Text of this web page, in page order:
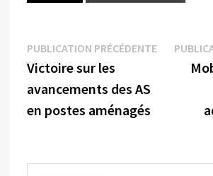
Navigation
de
l’article
PUBLICATION PRÉCÉDENTE
Victoire sur les
avancements des AS
en postes aménagés